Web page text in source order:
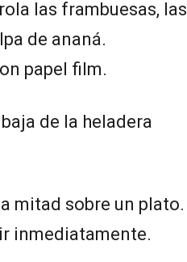
las frambuesas, las
de ananá.
papel film.
de la heladera
mitad sobre un plato.
inmediatamente.